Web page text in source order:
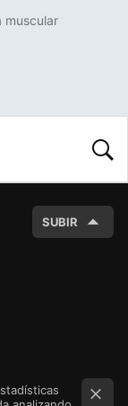
muscular
SUBIR